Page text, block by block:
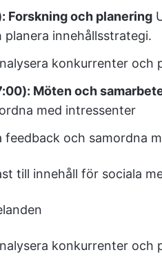
Forskning och planering
innehållsstrategi.
konkurrenter och
Möten och
med intressenter
feedback och samordna
till innehåll för sociala
konkurrenter och